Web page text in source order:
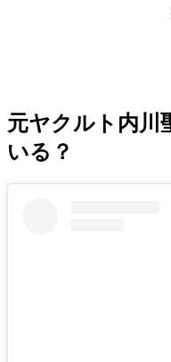
元ヤクルト内川
いる？